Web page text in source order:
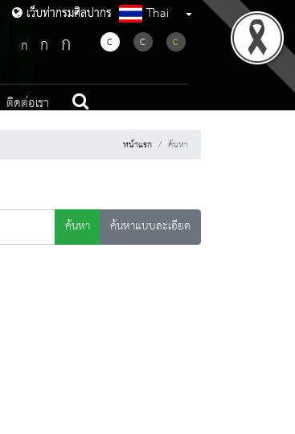
เว็บท่ากรมศิลปากร
เว็บท่ากรมศิลปากร Thai
ก ก ก C C C
ติดต่อเรา
หน้าแรก ค้นหา
ค้นหา
ค้นหาแบบละเอียด